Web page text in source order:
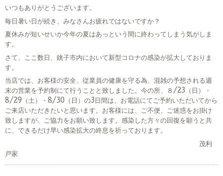
いつもありがとうございます。
毎日暑い日が続き、みなさんお疲れではないですか？
夏休みが短いせいか今年の夏はあっという間に終わってしまう気がしま
す。
さて、ここ数日、銚子市内において新型コロナの感染が拡大しておりま
す。
当店では、お客様の安全、従業員の健康を守る為、混雑の予想される週
末の営業を予約制にて行うことと致しました。今の所、８/23（日）・
8/29（土）・8/30（日）の3日間は、お電話にてご予約いただいてから
ご来店いただきたいと思います。お客様には、ご不便、ご迷惑をお掛け
致しますが、ご協力をお願い致します。感染した方々の回復を願うと共
に、できるだけ早い感染拡大の終息を祈っております。
茂利
戸家